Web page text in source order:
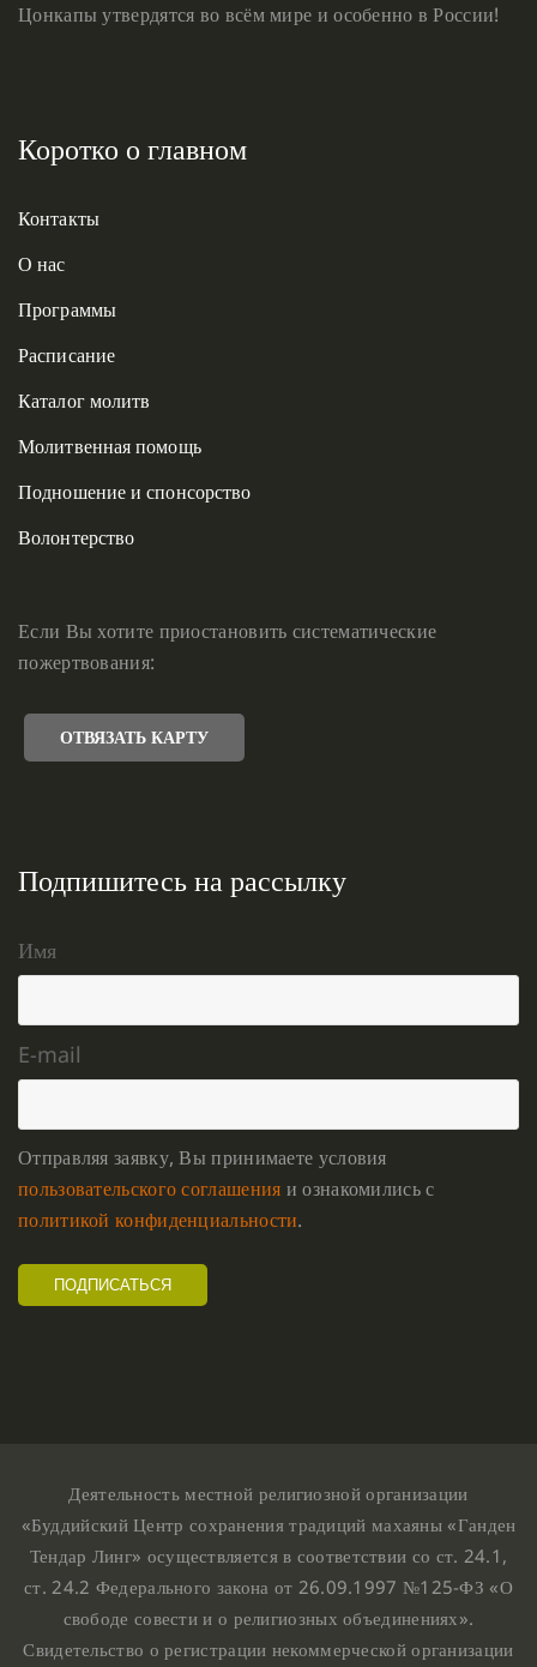
Цонкапы утвердятся во всём мире и особенно в России!
Коротко о главном
Контакты
О нас
Программы
Расписание
Каталог молитв
Молитвенная помощь
Подношение и спонсорство
Волонтерство
Если Вы хотите приостановить систематические
пожертвования:
ОТВЯЗАТЬ КАРТУ
Подпишитесь на рассылку
Имя
E-mail
Отправляя заявку, Вы принимаете условия
пользовательского соглашения и ознакомились с
политикой конфиденциальности.
Деятельность местной религиозной организации
«Буддийский Центр сохранения традиций махаяны «Ганден
Тендар Линг» осуществляется в соответствии со ст. 24.1,
ст. 24.2 Федерального закона от 26.09.1997 №125-ФЗ «О
свободе совести и о религиозных объединениях».
Свидетельство о регистрации некоммерческой организации